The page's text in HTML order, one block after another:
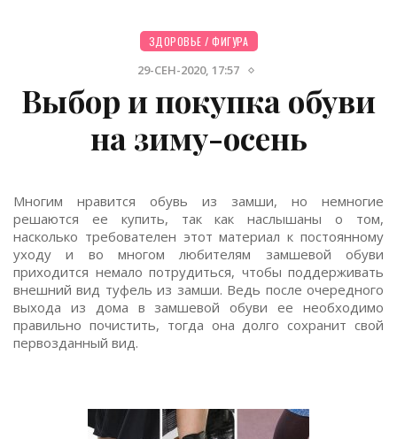
ЗДОРОВЬЕ /ФИГУРА
29-СЕН-2020, 17:57
Выбор и покупка обуви
на зиму-осень
Многим нравится обувь из замши, но немногие
решаются ее купить, так как наслышаны о том,
насколько требователен этот материал к постоянному
уходу и во многом любителям замшевой обуви
приходится немало потрудиться, чтобы поддерживать
внешний вид туфель из замши. Ведь после очередного
выхода из дома в замшевой обуви ее необходимо
правильно почистить, тогда она долго сохранит свой
первозданный вид.